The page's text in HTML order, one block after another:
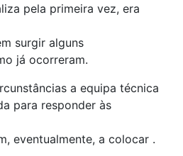
pela primeira vez, era
surgir alguns
já ocorreram.
a equipa técnica
para responder às
eventualmente, a colocar .